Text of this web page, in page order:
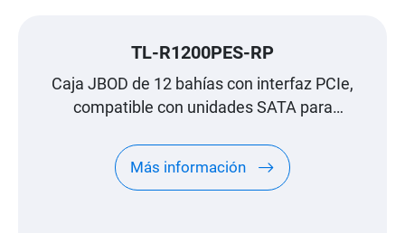
TL-R1200PES-RP
Caja JBOD de 12 bahías con interfaz PCIe,
compatible con unidades SATA para
específicamente para NAS de QNAP
Más información